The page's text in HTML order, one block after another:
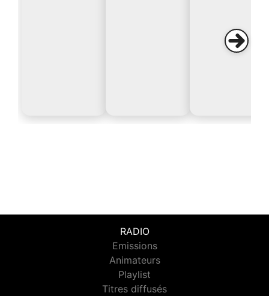
RADIO
Emissions
Animateurs
Playlist
Titres diffusés